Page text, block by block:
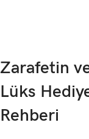
Zarafetin
Lüks
Rehberi